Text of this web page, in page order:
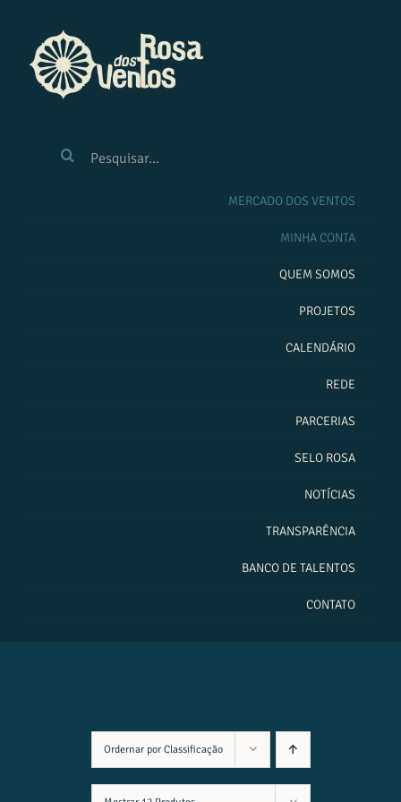
conteúdo
RESULTADOS
MERCADO DOS VENTOS
MINHA CONTA
QUEM SOMOS
PROJETOS
CALENDÁRIO
REDE
PARCERIAS
SELO ROSA
NOTÍCIAS
TRANSPARÊNCIA
BANCO DE TALENTOS
CONTATO
Ordernar por Classificação